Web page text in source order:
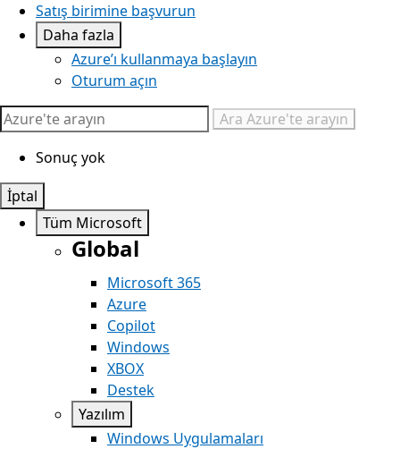
Satış birimine başvurun
Daha fazla
Azure’ı kullanmaya başlayın
Oturum açın
Ara Azure'te arayın
Sonuç yok
İptal
Tüm Microsoft
Global
Microsoft 365
Azure
Copilot
Windows
XBOX
Destek
Yazılım
Windows Uygulamaları